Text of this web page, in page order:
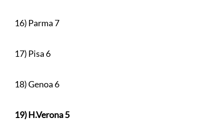
16) Parma 7
17) Pisa 6
18) Genoa 6
19) H.Verona 5